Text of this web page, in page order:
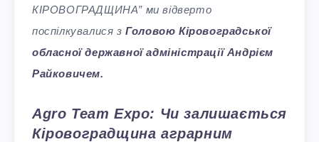
КІРОВОГРАДЩИНА” ми відверто
поспілкувалися зГоловою Кіровоградської
обласної державної адміністрації Андрієм
Райковичем.
Agro Team Expo: Чи залишається
Кіровоградщина аграрним